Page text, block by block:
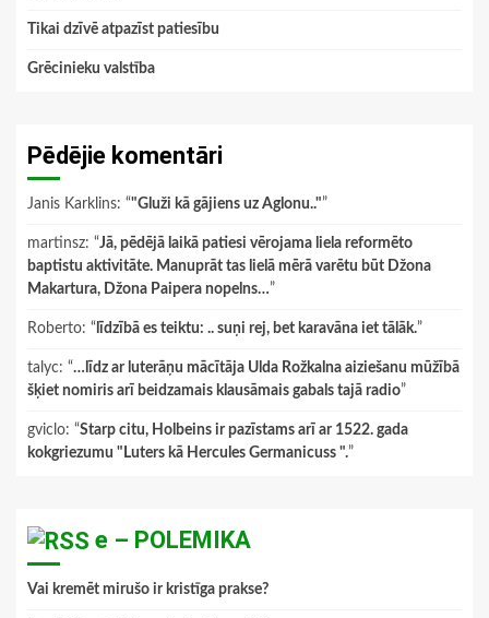
Tikai dzīvē atpazīst patiesību
Grēcinieku valstība
Pēdējie komentāri
Janis Karklins: “"Gluži kā gājiens uz Aglonu.."”
martinsz: “Jā, pēdējā laikā patiesi vērojama liela reformēto
baptistu aktivitāte. Manuprāt tas lielā mērā varētu būt Džona
Makartura, Džona Paipera nopelns…”
Roberto: “ līdzībā es teiktu: .. suņi rej, bet karavāna iet tālāk.”
talyc: “…līdz ar luterāņu mācītāja Ulda Rožkalna aiziešanu mūžībā
šķiet nomiris arī beidzamais klausāmais gabals tajā radio”
gviclo: “Starp citu, Holbeins ir pazīstams arī ar 1522. gada
kokgriezumu "Luters kā Hercules Germanicuss ".”
e – POLEMIKA
Vai kremēt mirušo ir kristīga prakse?